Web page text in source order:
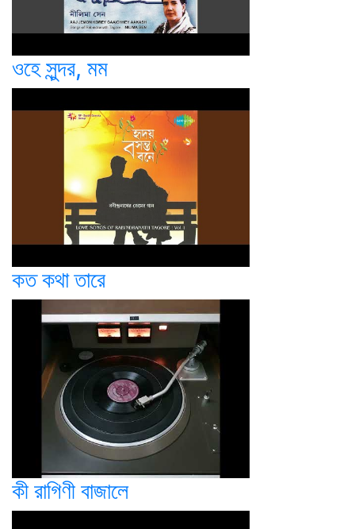
ওহে সুন্দর, মম
কত কথা তারে
কী রাগিণী বাজালে